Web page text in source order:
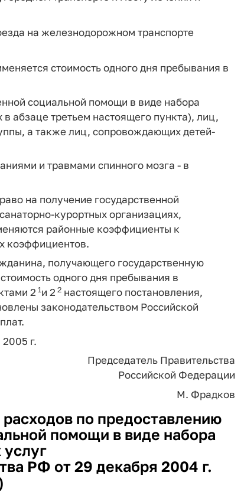
на железнодорожном транспорте
стоимость одного дня пребывания в
социальной помощи в виде набора
абзаце третьем настоящего пункта), лиц,
а также лиц, сопровождающих детей-
и травмами спинного мозга - в
на получение государственной
курортных организациях,
районные коэффициенты к
коэффициентов.
получающего государственную
одного дня пребывания в
2 1 и 2 2 настоящего постановления,
законодательством Российской
г.
Председатель Правительства
Российской Федерации
М. Фрадков
по предоставлению
помощи в виде набора
РФ от 29 декабря 2004 г.